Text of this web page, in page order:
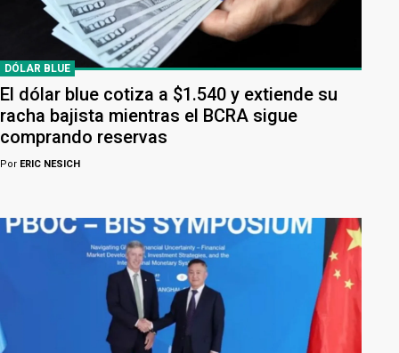
DÓLAR BLUE
El dólar blue cotiza a $1.540 y extiende su
racha bajista mientras el BCRA sigue
comprando reservas
Por ERIC NESICH